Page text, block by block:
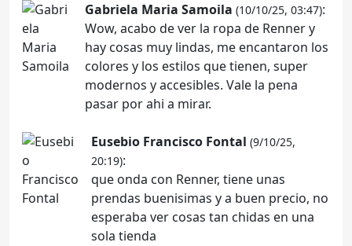
Gabriela Maria Samoila (10/10/25, 03:47):
Wow, acabo de ver la ropa de Renner y
hay cosas muy lindas, me encantaron los
colores y los estilos que tienen, super
modernos y accesibles. Vale la pena
pasar por ahi a mirar.
Eusebio Francisco Fontal (9/10/25,
20:19):
que onda con Renner, tiene unas
prendas buenisimas y a buen precio, no
esperaba ver cosas tan chidas en una
sola tienda